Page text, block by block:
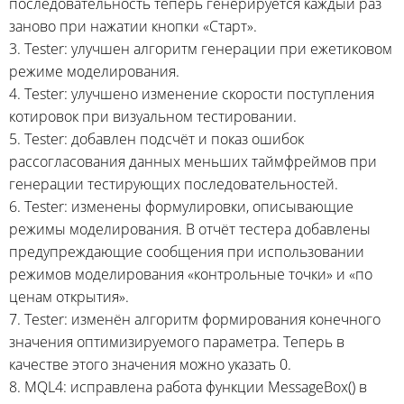
заново при нажатии кнопки «Старт».
3. Tester: улучшен алгоритм генерации при ежетиковом
режиме моделирования.
4. Tester: улучшено изменение скорости поступления
котировок при визуальном тестировании.
5. Tester: добавлен подсчёт и показ ошибок
рассогласования данных меньших таймфреймов при
генерации тестирующих последовательностей.
6. Tester: изменены формулировки, описывающие
режимы моделирования. В отчёт тестера добавлены
предупреждающие сообщения при использовании
режимов моделирования «контрольные точки» и «по
ценам открытия».
7. Tester: изменён алгоритм формирования конечного
значения оптимизируемого параметра. Теперь в
качестве этого значения можно указать 0.
8. MQL4: исправлена работа функции MessageBox() в